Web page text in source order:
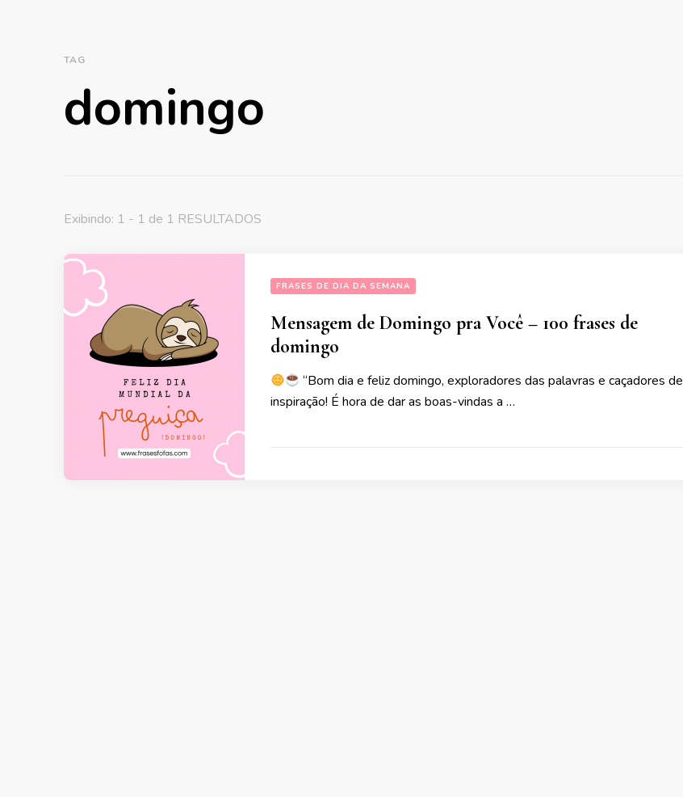
TAG
domingo
Exibindo: 1 - 1 de 1 RESULTADOS
FRASES DE DIA DA SEMANA
Mensagem de Domingo pra Você – 100 frases de
domingo
“Bom dia e feliz domingo, exploradores das palavras e caçadores de
inspiração! É hora de dar as boas-vindas a …